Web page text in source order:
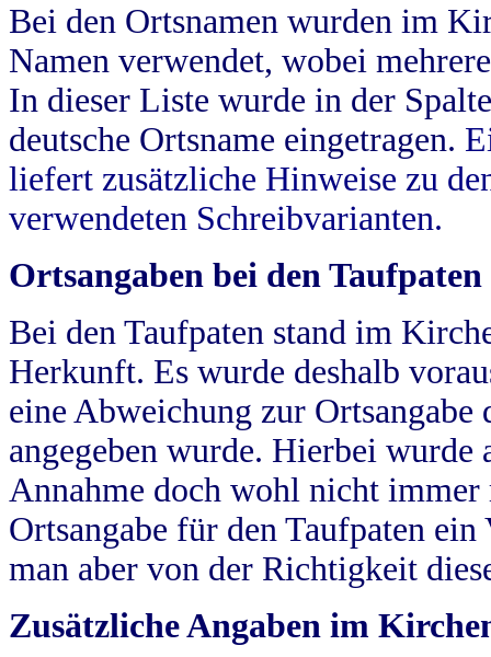
Bei den Ortsnamen wurden im
Namen verwendet, wobei
In dieser Liste wurde in der
deutsche Ortsname eingetragen.
liefert zusätzliche Hinweise zu
verwendeten Schreibvarianten.
Ortsangaben bei den Taufpaten
Bei den Taufpaten stand im
Herkunft. Es wurde deshalb
eine Abweichung zur
angegeben wurde. Hierbei wurde
Annahme doch wohl nicht
Ortsangabe für den Taufpaten
man aber von der Richtigkeit
Zusätzliche Angaben im